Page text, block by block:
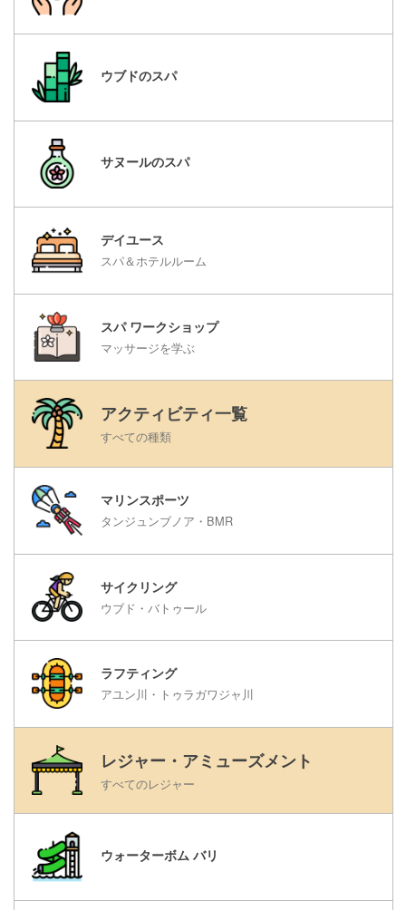
ウブドのスパ
サヌールのスパ
デイユース
スパ＆ホテルルーム
スパ ワークショップ
マッサージを学ぶ
アクティビティ一覧
すべての種類
マリンスポーツ
タンジュンブノア・BMR
サイクリング
ウブド・バトゥール
ラフティング
アユン川・トゥラガワジャ川
レジャー・アミューズメント
すべてのレジャー
ウォーターボム バリ